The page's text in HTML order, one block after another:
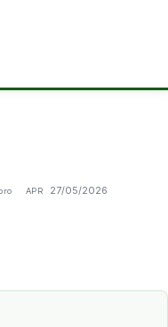
APR 27/05/2026